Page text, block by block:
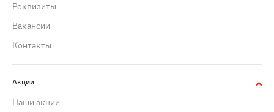
Реквизиты
Вакансии
Контакты
Акции
Наши акции